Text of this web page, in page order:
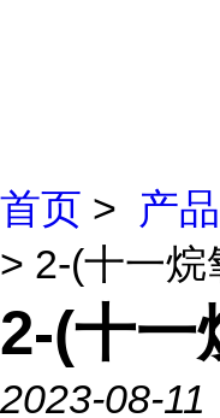
首页 > 产
> 2-(十一烷
2-(十一
2023-08-11